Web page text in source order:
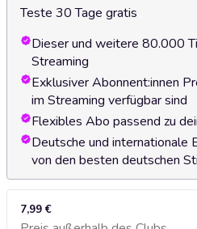
Teste 30 Tage gratis
Dieser und weitere 80.000
Streaming
Exklusiver Abonnent:innen
im Streaming verfügbar sind
Flexibles Abo passend zu
Deutsche und internationale
von den besten deutschen
7,99 €